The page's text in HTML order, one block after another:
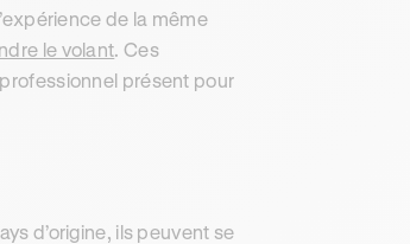
de la même
le volant. Ces
présent pour
d’origine, ils peuvent se